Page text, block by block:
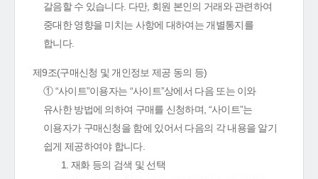
갈음할 수 있습니다. 다만, 회원 본인의 거래와 관련하여
중대한 영향을 미치는 사항에 대하여는 개별통지를
합니다.
제9조(구매신청 및 개인정보 제공 동의 등)
① “사이트”이용자는 “사이트”상에서 다음 또는 이와
유사한 방법에 의하여 구매를 신청하며, “사이트”는
이용자가 구매신청을 함에 있어서 다음의 각 내용을 알기
쉽게 제공하여야 합니다.
1. 재화 등의 검색 및 선택